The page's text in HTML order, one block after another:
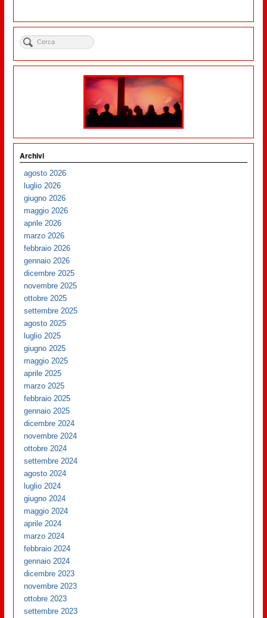
Archivi
agosto 2026
luglio 2026
giugno 2026
maggio 2026
aprile 2026
marzo 2026
febbraio 2026
gennaio 2026
dicembre 2025
novembre 2025
ottobre 2025
settembre 2025
agosto 2025
luglio 2025
giugno 2025
maggio 2025
aprile 2025
marzo 2025
febbraio 2025
gennaio 2025
dicembre 2024
novembre 2024
ottobre 2024
settembre 2024
agosto 2024
luglio 2024
giugno 2024
maggio 2024
aprile 2024
marzo 2024
febbraio 2024
gennaio 2024
dicembre 2023
novembre 2023
ottobre 2023
settembre 2023